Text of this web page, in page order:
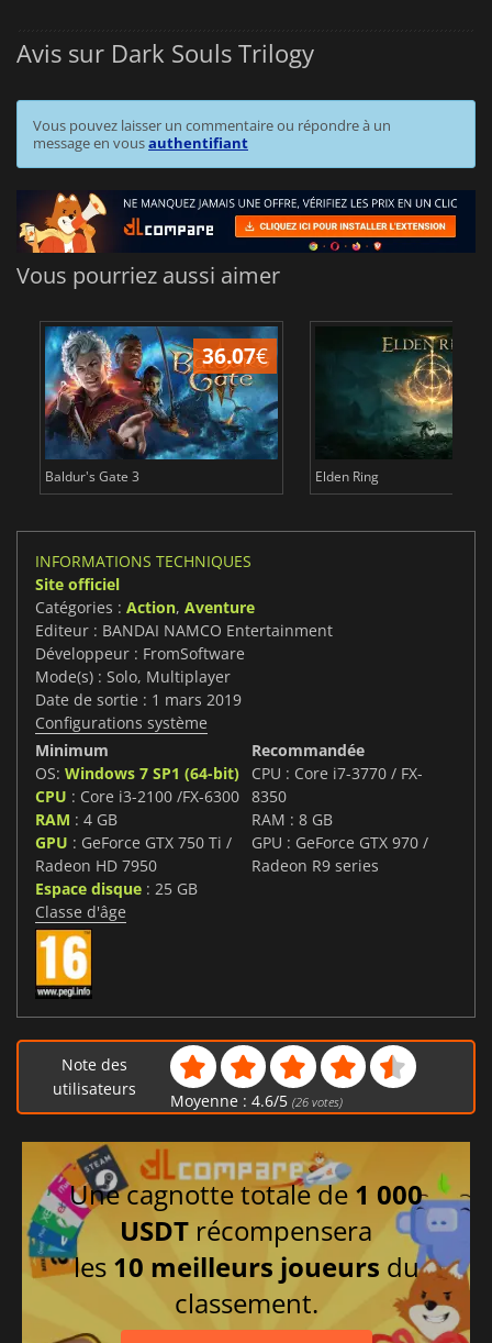
Avis sur Dark Souls Trilogy
Vous pouvez laisser un commentaire ou répondre à un
message en vousauthentifiant
Vous pourriez aussi aimer
36.07€
Baldur's Gate 3 Elden Ring
INFORMATIONS TECHNIQUES
Site officiel
Catégories : Action, Aventure
Editeur : BANDAI NAMCO Entertainment
Développeur : FromSoftware
Mode(s) : Solo, Multiplayer
Date de sortie : 1 mars 2019
Configurations système
Minimum
OS: Windows 7 SP1 (64-bit)
CPU : Core i3-2100 /FX-6300
RAM : 4 GB
GPU : GeForce GTX 750 Ti /
Radeon HD 7950
Espace disque : 25 GB
Recommandée
CPU : Core i7-3770 / FX-
8350
RAM : 8 GB
GPU : GeForce GTX 970 /
Radeon R9 series
Classe d'âge
Note des
utilisateurs
Moyenne : 4.6/5 (26votes)
Une cagnotte totale de 1 000
USDT récompensera
les 10 meilleurs joueurs du
classement.